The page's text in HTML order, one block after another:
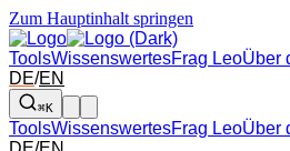
Zum Hauptinhalt springen
ToolsWissenswertesFrag LeoÜber
DE/EN
⌘K
ToolsWissenswertesFrag LeoÜber